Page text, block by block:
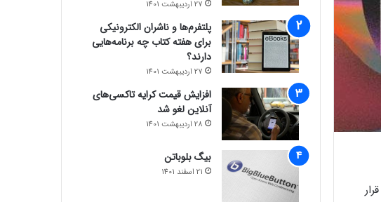
27 اردیبهشت 1401
پلتفرم‌ها و ناشران الکترونیکی
برای هفته کتاب چه برنامه‌هایی
دارند؟
27 اردیبهشت 1401
افزایش قیمت کرایه تاکسی‌های
آنلاین لغو شد
28 اردیبهشت 1401
بیگ بلوباتن
21 اسفند 1401